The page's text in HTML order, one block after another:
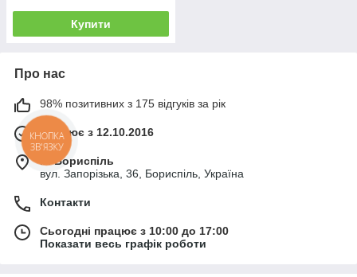
Купити
Про нас
98% позитивних з 175 відгуків за рік
Працює з 12.10.2016
м. Бориспіль
вул. Запорізька, 36, Бориспіль, Україна
Контакти
Сьогодні працює з 10:00 до 17:00
Показати весь графік роботи
КНОПКА
ЗВ'ЯЗКУ